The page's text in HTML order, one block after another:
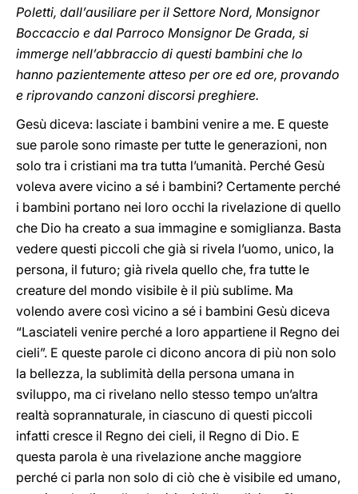
Poletti, dall’ausiliare per il Settore Nord, Monsignor
Boccaccio e dal Parroco Monsignor De Grada, si
immerge nell’abbraccio di questi bambini che lo
hanno pazientemente atteso per ore ed ore, provando
e riprovando canzoni discorsi preghiere.
Gesù diceva: lasciate i bambini venire a me. E queste
sue parole sono rimaste per tutte le generazioni, non
solo tra i cristiani ma tra tutta l’umanità. Perché Gesù
voleva avere vicino a sé i bambini? Certamente perché
i bambini portano nei loro occhi la rivelazione di quello
che Dio ha creato a sua immagine e somiglianza. Basta
vedere questi piccoli che già si rivela l’uomo, unico, la
persona, il futuro; già rivela quello che, fra tutte le
creature del mondo visibile è il più sublime. Ma
volendo avere così vicino a sé i bambini Gesù diceva
“Lasciateli venire perché a loro appartiene il Regno dei
cieli”. E queste parole ci dicono ancora di più non solo
la bellezza, la sublimità della persona umana in
sviluppo, ma ci rivelano nello stesso tempo un’altra
realtà soprannaturale, in ciascuno di questi piccoli
infatti cresce il Regno dei cieli, il Regno di Dio. E
questa parola è una rivelazione anche maggiore
perché ci parla non solo di ciò che è visibile ed umano,